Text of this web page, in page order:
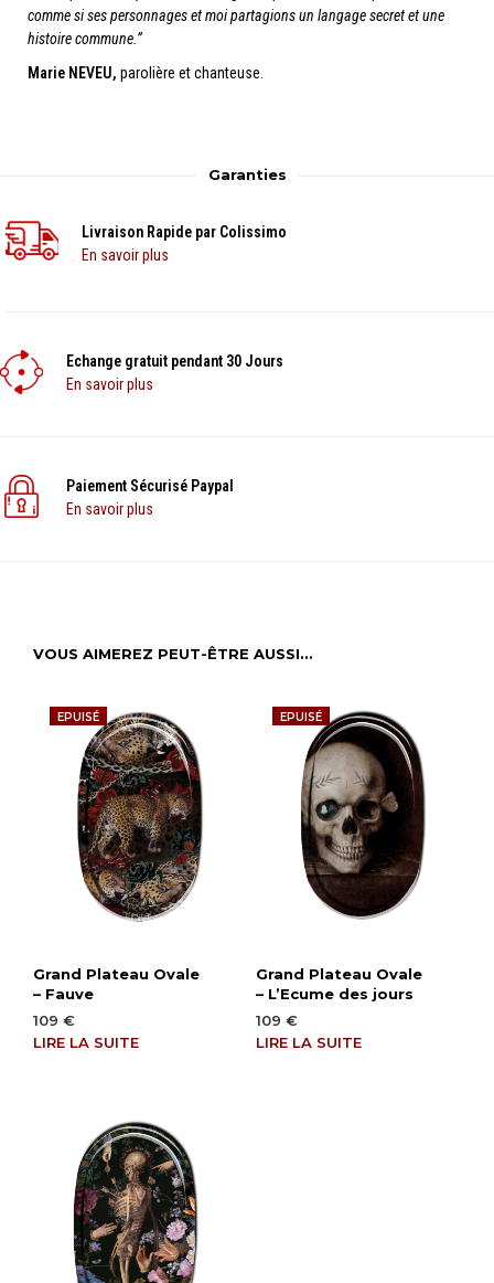
comme si ses personnages et moi partagions un langage secret et une
histoire commune.”
Marie NEVEU, parolière et chanteuse.
Garanties
Livraison Rapide par Colissimo
En savoir plus
Echange gratuit pendant 30 Jours
En savoir plus
Paiement Sécurisé Paypal
En savoir plus
VOUS AIMEREZ PEUT-ÊTRE AUSSI…
EPUISÉ
Grand Plateau Ovale
– Fauve
109 €
LIRE LA SUITE
EPUISÉ
Grand Plateau Ovale
– L’Ecume des jours
109 €
LIRE LA SUITE